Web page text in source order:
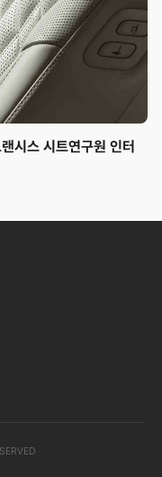
시스 시트연구원 인터